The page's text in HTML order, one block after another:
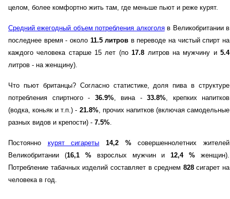
целом, более комфортно жить там, где меньше пьют и реже курят.
Средний ежегодный объем потребления алкоголяв Великобритании в
последнее время - около 11.5 литров в переводе на чистый спирт на
каждого человека старше 15 лет (по17.8 литров на мужчину и5.4
литров - на женщину).
Что пьют британцы? Согласно статистике, доля пива в структуре
потребления спиртного - 36.9%, вина - 33.8%, крепких напитков
(водка, коньяк и т.п.) - 21.8%, прочих напитков (включая самодельные
разных видов и крепости) - 7.5%.
Постоянно курят сигареты 14,2 %совершеннолетних жителей
Великобритании (16,1 %взрослых мужчин и12,4 % женщин).
Потребление табачных изделий составляет в среднем 828сигарет на
человека в год.